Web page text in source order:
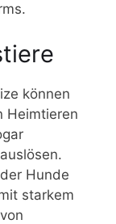
können
Heimtieren
Hunde
starkem